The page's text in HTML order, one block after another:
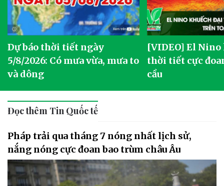
Dự báo thời tiết ngày
5/8/2026: Có mưa vừa, mưa to
và dông
[VIDEO] El
thời tiết cực
cầu
Đọc thêm Tin Quốc tế
Pháp trải qua tháng 7 nóng nhất lịch sử,
nắng nóng cực đoan bao trùm châu Âu